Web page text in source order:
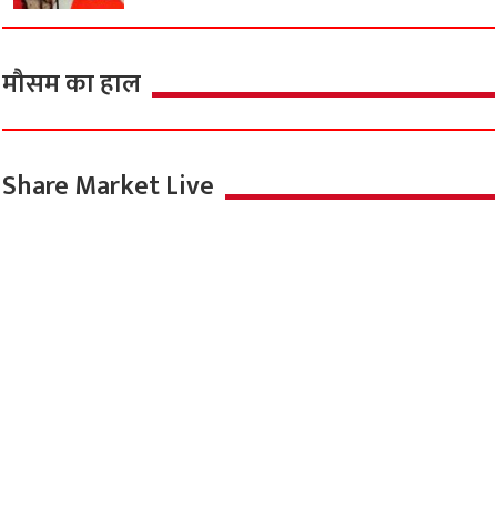
मौसम का हाल
Share Market Live